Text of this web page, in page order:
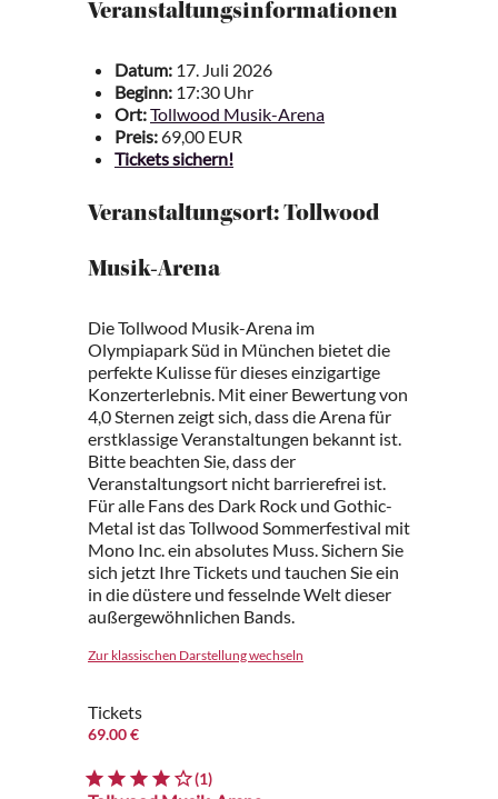
Veranstaltungsinformationen
Datum: 17. Juli 2026
Beginn: 17:30 Uhr
Ort:Tollwood Musik-Arena
Preis:69,00 EUR
Tickets sichern!
Veranstaltungsort: Tollwood
Musik-Arena
Die Tollwood Musik-Arena im
Olympiapark Süd in München bietet die
perfekte Kulisse für dieses einzigartige
Konzerterlebnis. Mit einer Bewertung von
4,0 Sternen zeigt sich, dass die Arena für
erstklassige Veranstaltungen bekannt ist.
Bitte beachten Sie, dass der
Veranstaltungsort nicht barrierefrei ist.
Für alle Fans des Dark Rock und Gothic-
Metal ist das Tollwood Sommerfestival mit
Mono Inc. ein absolutes Muss. Sichern Sie
sich jetzt Ihre Tickets und tauchen Sie ein
in die düstere und fesselnde Welt dieser
außergewöhnlichen Bands.
Zur klassischen Darstellung wechseln
Tickets
69.00 €
(1)